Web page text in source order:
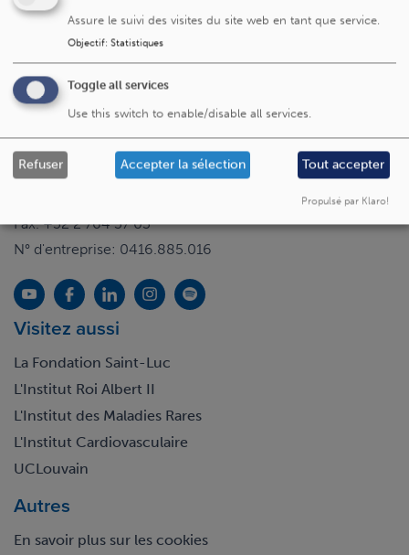
Cliniques universitaires Saint-Luc
1200 Bruxelles
Fax. +32 2 764 37 03
N° d'entreprise: 0416.885.016
Visitez aussi
La Fondation Saint-Luc
L'Institut Roi Albert II
L'Institut des Maladies Rares
L'Institut Cardiovasculaire
UCLouvain
Autres
En savoir plus sur les cookies
Assure le suivi des visites du site web en tant que service.
Objectif: Statistiques
Toggle all services
Use this switch to enable/disable all services.
Refuser Accepter la sélection Tout accepter
Propulsé par Klaro!